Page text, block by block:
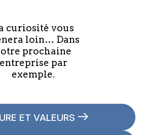
curiosité vous
loin… Dans
prochaine
entreprise par
exemple.
ET VALEURS